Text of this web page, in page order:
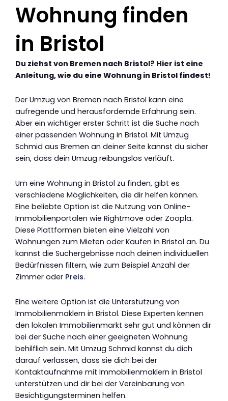
Wohnung finden
in Bristol
Du ziehst von Bremen nach Bristol? Hier ist eine
Anleitung, wie du eine Wohnung in Bristol findest!
Der Umzug von Bremen nach Bristol kann eine
aufregende und herausfordernde Erfahrung sein.
Aber ein wichtiger erster Schritt ist die Suche nach
einer passenden Wohnung in Bristol. Mit Umzug
Schmid aus Bremen an deiner Seite kannst du sicher
sein, dass dein Umzug reibungslos verläuft.
Um eine Wohnung in Bristol zu finden, gibt es
verschiedene Möglichkeiten, die dir helfen können.
Eine beliebte Option ist die Nutzung von Online-
Immobilienportalen wie Rightmove oder Zoopla.
Diese Plattformen bieten eine Vielzahl von
Wohnungen zum Mieten oder Kaufen in Bristol an. Du
kannst die Suchergebnisse nach deinen individuellen
Bedürfnissen filtern, wie zum Beispiel Anzahl der
Zimmer oder Preis.
Eine weitere Option ist die Unterstützung von
Immobilienmaklern in Bristol. Diese Experten kennen
den lokalen Immobilienmarkt sehr gut und können dir
bei der Suche nach einer geeigneten Wohnung
behilflich sein. Mit Umzug Schmid kannst du dich
darauf verlassen, dass sie dich bei der
Kontaktaufnahme mit Immobilienmaklern in Bristol
unterstützen und dir bei der Vereinbarung von
Besichtigungsterminen helfen.